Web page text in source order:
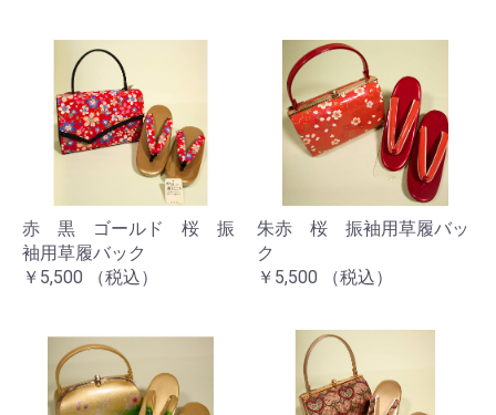
赤 黒 ゴールド 桜 振
袖用草履バック
￥5,500
（税込）
朱赤 桜 振袖用草履バッ
ク
￥5,500
（税込）